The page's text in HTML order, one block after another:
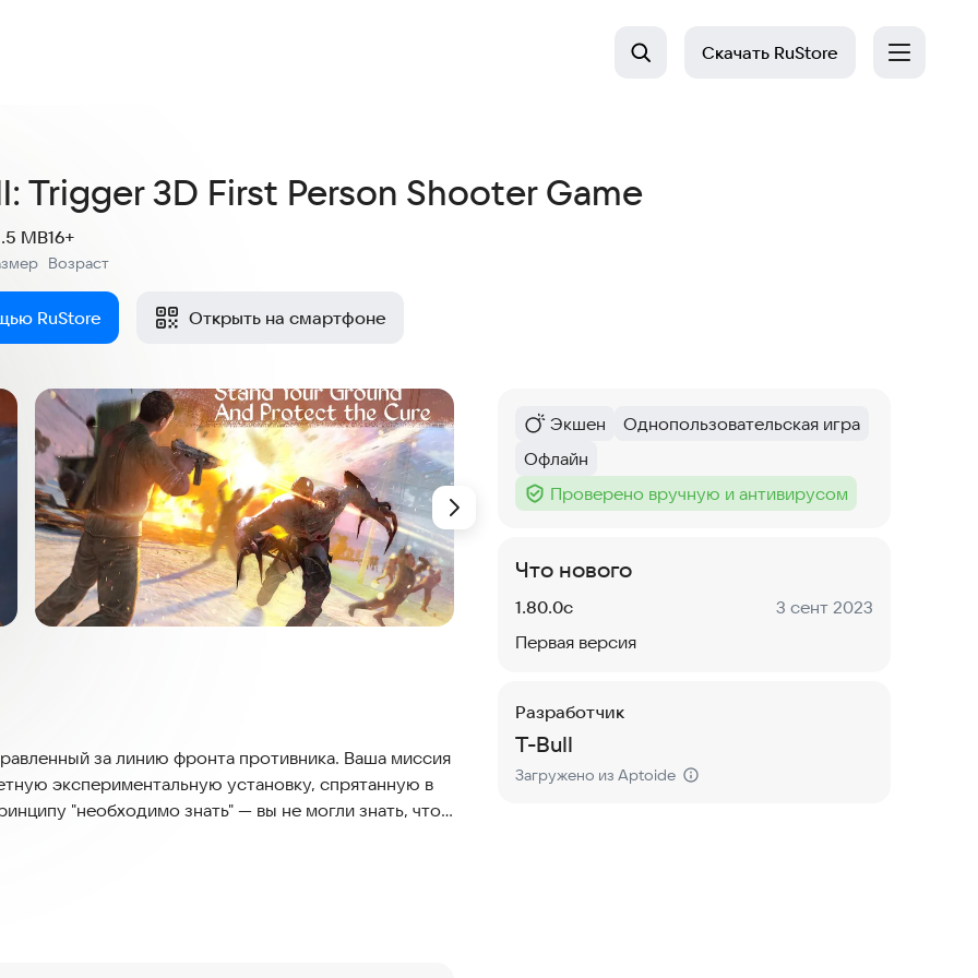
Скачать RuStore
Trigger 3D First Person Shooter Game
MB
Возраст
16+
RuStore Открыть на смартфоне
за линию фронта противника. Ваша миссия
экспериментальную установку, спрятанную в
"необходимо знать" — вы не могли знать, что
Когда весь ад вырвался на свободу, вашей
и навыки — ваш единственный шанс выжить.
Категория
Экшен
Тег:
Однопользовательская игра
Тег:
Офлайн
Тег :
Проверено вручную и антивирусом
Что нового
Версия:
1.80.0c Дата:
3 сент 2023
Первая версия
Разработчик
T-Bull
Загружено из Aptoide